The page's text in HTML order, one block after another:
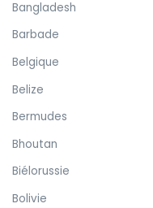
Bangladesh
Barbade
Belgique
Belize
Bermudes
Bhoutan
Biélorussie
Bolivie